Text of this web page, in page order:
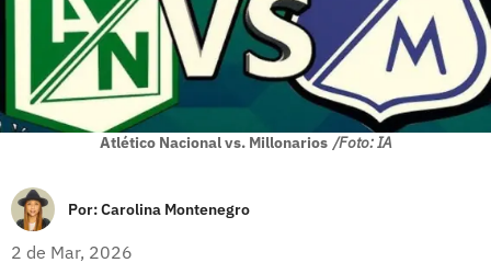
Atlético Nacional vs. Millonarios /Foto: IA
Por:Carolina Montenegro
2 de Mar, 2026